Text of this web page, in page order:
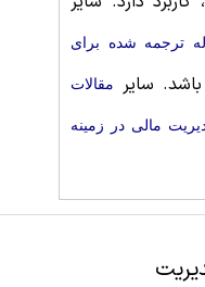
ترجمه شده برای
سایر مقالات
مالی در زمینه